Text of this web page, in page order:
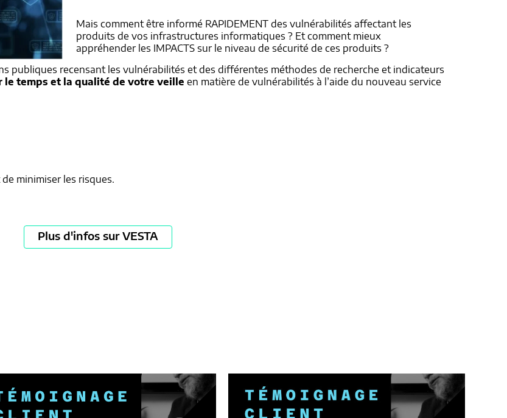
Mais comment être informé RAPIDEMENT des vulnérabilités affectant les
produits de vos infrastructures informatiques ? Et comment mieux
appréhender les IMPACTS sur le niveau de sécurité de ces produits ?
publiques recensant les vulnérabilités et des différentes méthodes de recherche et indicateurs
le temps et la qualité de votre veille en matière de vulnérabilités à l’aide du nouveau service
minimiser les risques.
Plus d'infos sur VESTA